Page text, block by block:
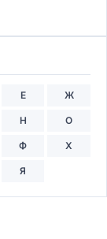
Е Ж
Н О
Ф Х
Я